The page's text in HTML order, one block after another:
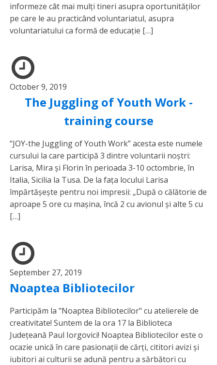
informeze cât mai mulți tineri asupra oportunităților
pe care le au practicând voluntariatul, asupra
voluntariatului ca formă de educație […]
October 9, 2019
The Juggling of Youth Work -
training course
“JOY-the Juggling of Youth Work” acesta este numele
cursului la care participă 3 dintre voluntarii noștri:
Larisa, Mira și Florin în perioada 3-10 octombrie, în
Italia, Sicilia la Tusa. De la fața locului Larisa
împărtășește pentru noi impresii: „După o călătorie de
aproape 5 ore cu mașina, încă 2 cu avionul și alte 5 cu
[…]
September 27, 2019
Noaptea Bibliotecilor
Participăm la "Noaptea Bibliotecilor" cu atelierele de
creativitate! Suntem de la ora 17 la Biblioteca
Județeană Paul Iorgovici! Noaptea Bibliotecilor este o
ocazie unică în care pasionații de cărți, cititori avizi și
iubitori ai culturii se adună pentru a sărbători cu